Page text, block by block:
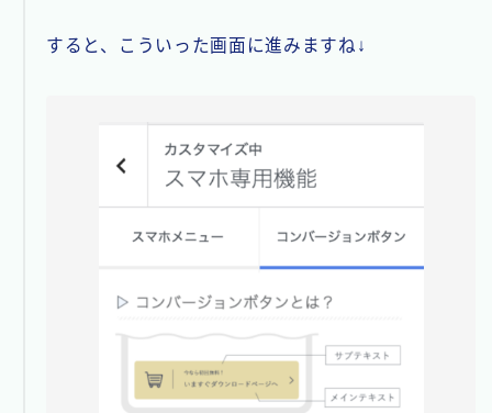
すると、こういった画面に進みますね↓